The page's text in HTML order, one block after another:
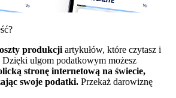
produkcji artykułów, które czytasz i
ulgom podatkowym możesz
stronę internetową na świecie,
swoje podatki. Przekaż darowiznę